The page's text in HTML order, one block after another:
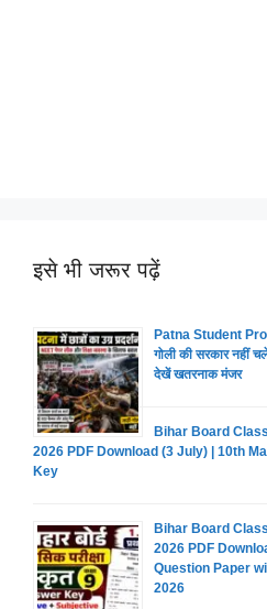
इसे भी जरूर पढ़ें
Patna Student
गोली की सरकार नहीं
देखें खतरनाक मंजर
Bihar Board
2026 PDF Download (3 July) | 10th
Key
Bihar Board
2026 PDF
Question Paper
2026